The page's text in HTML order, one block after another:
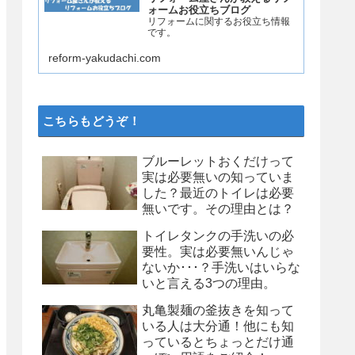
ォームお役立ちブログ
リフォームに関するお役立ち情報
です。
reform-yakudachi.com
こちらもどうぞ！
ブルーレットおくだけって
実は必要無いの知っていま
した？最近のトイレは必要
無いです。その理由とは？
トイレタンクの手洗いの必
要性。実は必要無いんじゃ
ないか･･･？手洗いはいらな
いと言える3つの理由。
丸亀製麺の釜抜きを知って
いる人は大分通！他にも知
っているとちょっとだけ通